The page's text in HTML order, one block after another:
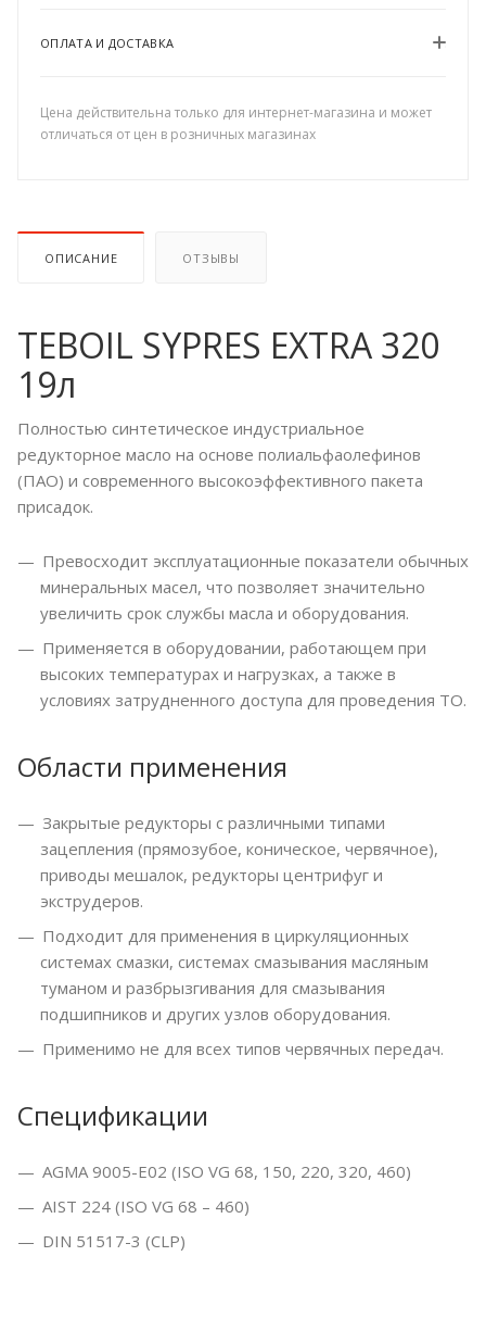
ОПЛАТА И ДОСТАВКА
Цена действительна только для интернет-магазина и может
отличаться от цен в розничных магазинах
ОПИСАНИЕ ОТЗЫВЫ
TEBOIL SYPRES EXTRA 320
19л
Полностью синтетическое индустриальное
редукторное масло на основе полиальфаолефинов
(ПАО) и современного высокоэффективного пакета
присадок.
Превосходит эксплуатационные показатели обычных
минеральных масел, что позволяет значительно
увеличить срок службы масла и оборудования.
Применяется в оборудовании, работающем при
высоких температурах и нагрузках, а также в
условиях затрудненного доступа для проведения ТО.
Области применения
Закрытые редукторы с различными типами
зацепления (прямозубое, коническое, червячное),
приводы мешалок, редукторы центрифуг и
экструдеров.
Подходит для применения в циркуляционных
системах смазки, системах смазывания масляным
туманом и разбрызгивания для смазывания
подшипников и других узлов оборудования.
Применимо не для всех типов червячных передач.
Спецификации
AGMA 9005-E02 (ISO VG 68, 150, 220, 320, 460)
AIST 224 (ISO VG 68 – 460)
DIN 51517-3 (CLP)